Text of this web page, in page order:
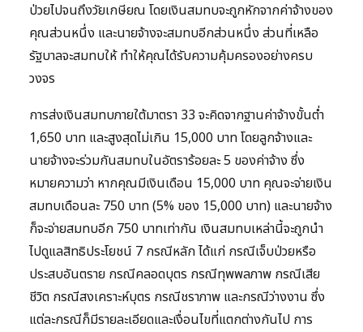
ป่วยไปจนถึงวัยเกษียณ โดยเงินสมทบจะถูกหักจากค่าจ้างของ
คุณส่วนหนึ่ง และนายจ้างจะสมทบอีกส่วนหนึ่ง ส่วนที่เหลือ
รัฐบาลจะสมทบให้ ทำให้คุณได้รับความคุ้มครองอย่างครบ
วงจร
การส่งเงินสมทบภายใต้มาตรา 33 จะคิดจากฐานค่าจ้างขั้นต่ำ
1,650 บาท และสูงสุดไม่เกิน 15,000 บาท โดยลูกจ้างและ
นายจ้างจะร่วมกันสมทบในอัตราร้อยละ 5 ของค่าจ้าง ซึ่ง
หมายความว่า หากคุณมีเงินเดือน 15,000 บาท คุณจะจ่ายเงิน
สมทบเดือนละ 750 บาท (5% ของ 15,000 บาท) และนายจ้าง
ก็จะจ่ายสมทบอีก 750 บาทเท่ากัน เงินสมทบเหล่านี้จะถูกนำ
ไปดูแลสิทธิประโยชน์ 7 กรณีหลัก ได้แก่ กรณีเจ็บป่วยหรือ
ประสบอันตราย กรณีคลอดบุตร กรณีทุพพลภาพ กรณีเสีย
ชีวิต กรณีสงเคราะห์บุตร กรณีชราภาพ และกรณีว่างงาน ซึ่ง
แต่ละกรณีก็มีรายละเอียดและเงื่อนไขที่แตกต่างกันไป การ